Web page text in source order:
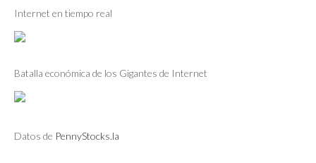
Internet en tiempo real
Batalla económica de los Gigantes de Internet
Datos de PennyStocks.la